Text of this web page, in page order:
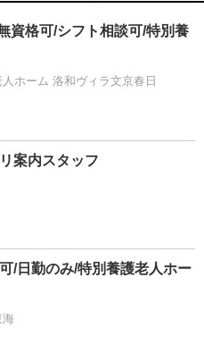
資格可/シフト相談可/特別養
ホーム 洛和ヴィラ文京春日
案内スタッフ
/日勤のみ/特別養護老人ホー